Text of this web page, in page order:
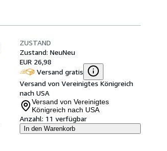
ZUSTAND
Zustand: NeuNeu
EUR 26,98
Versand gratis
Versand von Vereinigtes Königreich
nach USA
Versand von Vereinigtes
Königreich nach USA
Anzahl: 11 verfügbar
In den Warenkorb